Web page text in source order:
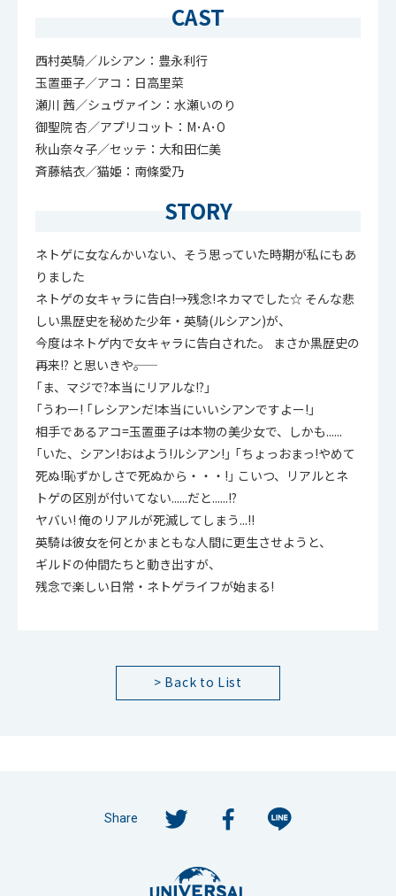
CAST
西村英騎／ルシアン：豊永利行
玉置亜子／アコ：日高里菜
瀬川 茜／シュヴァイン：水瀬いのり
御聖院 杏／アプリコット：M･A･O
秋山奈々子／セッテ：大和田仁美
斉藤結衣／猫姫：南條愛乃
STORY
ネトゲに女なんかいない、そう思っていた時期が私にもあ
りました
ネトゲの女キャラに告白!→残念!ネカマでした☆ そんな悲
しい黒歴史を秘めた少年・英騎(ルシアン)が、
今度はネトゲ内で女キャラに告白された。 まさか黒歴史の
再来!? と思いきや――。
「ま、マジで?本当にリアルな!?」
「うわー! 「レシアンだ!本当にいいシアンですよー!」
相手であるアコ=玉置亜子は本物の美少女で、しかも......
「いた、シアン!おはよう!ルシアン!」 「ちょっおまっ!やめて
死ぬ!恥ずかしさで死ぬから・・・!」 こいつ、リアルとネ
トゲの区別が付いてない......だと......!?
ヤバい! 俺のリアルが死滅してしまう...!!
英騎は彼女を何とかまともな人間に更生させようと、
ギルドの仲間たちと動き出すが、
残念で楽しい日常・ネトゲライフが始まる!
> Back to List
Share